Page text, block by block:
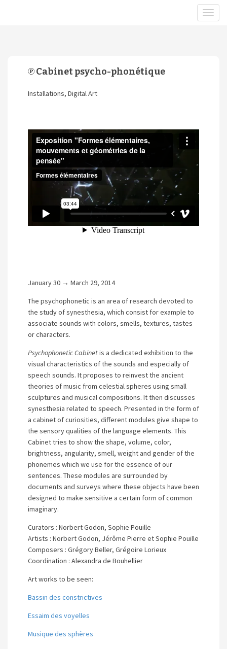
℗ Cabinet psycho-phonétique
Installations, Digital Art
January 30 → March 29, 2014
The psychophonetic is an area of ​​research devoted to
the study of synesthesia, which consist for example to
associate sounds with colors, smells, textures, tastes
or characters.
Psychophonetic Cabinetis a dedicated exhibition to the
visual characteristics of the sounds and especially of
speech sounds. It proposes to reinvest the ancient
theories of music from celestial spheres using small
sculptures and musical compositions. It then discusses
synesthesia related to speech. Presented in the form of
a cabinet of curiosities, different modules give shape to
the sensory qualities of the language elements. This
Cabinet tries to show the shape, volume, color,
brightness, angularity, smell, weight and gender of the
phonemes which we use for the essence of our
sentences. These modules are surrounded by
documents and surveys where these objects have been
designed to make sensitive a certain form of common
imaginary.
Curators : Norbert Godon, Sophie Pouille
Artists : Norbert Godon, Jérôme Pierre et Sophie Pouille
Composers : Grégory Beller, Grégoire Lorieux
Coordination : Alexandra de Bouhellier
Art works to be seen:
Bassin des constrictives
Essaim des voyelles
Musique des sphères